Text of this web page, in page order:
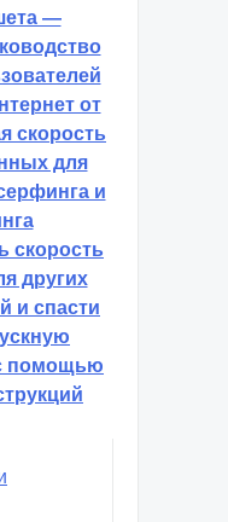
—
от
скорость
для
и
скорость
других
и спасти
помощью